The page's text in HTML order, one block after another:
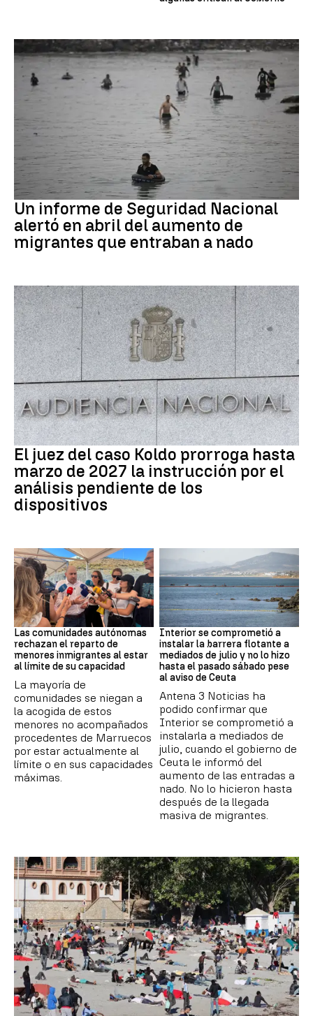
Ceuta
Un informe de Seguridad Nacional
alertó en abril del aumento de
migrantes que entraban a nado
Caso Koldo
El juez del caso Koldo prorroga hasta
marzo de 2027 la instrucción por el
análisis pendiente de los
dispositivos
Crisis Migratoria
Las comunidades autónomas
rechazan el reparto de
menores inmigrantes al estar
al límite de su capacidad
La mayoría de
comunidades se niegan a
la acogida de estos
menores no acompañados
procedentes de Marruecos
por estar actualmente al
límite o en sus capacidades
máximas.
CRISIS MIGRATORIA
Interior se comprometió a
instalar la barrera flotante a
mediados de julio y no lo hizo
hasta el pasado sábado pese
al aviso de Ceuta
Antena 3 Noticias ha
podido confirmar que
Interior se comprometió a
instalarla a mediados de
julio, cuando el gobierno de
Ceuta le informó del
aumento de las entradas a
nado. No lo hicieron hasta
después de la llegada
masiva de migrantes.